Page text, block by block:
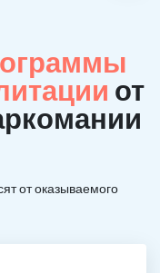
от
от оказываемого